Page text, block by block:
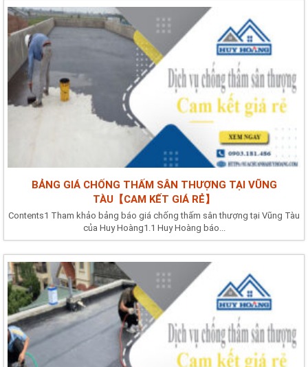
BẢNG GIÁ CHỐNG THẤM SÂN THƯỢNG TẠI VŨNG
TÀU【CAM KẾT GIÁ RẺ】
Contents1 Tham khảo bảng báo giá chống thấm sân thượng tại Vũng Tàu
của Huy Hoàng1.1 Huy Hoàng báo...